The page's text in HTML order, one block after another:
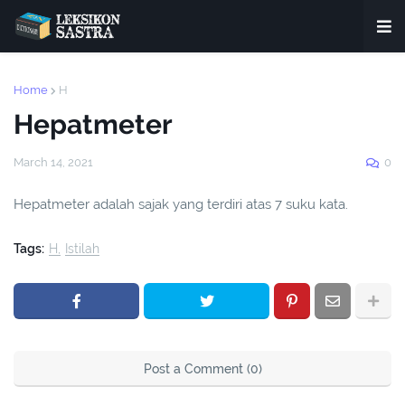
Home H
Hepatmeter
March 14, 2021 0
Hepatmeter adalah sajak yang terdiri atas 7 suku kata.
Tags: H Istilah
Post a Comment (0)